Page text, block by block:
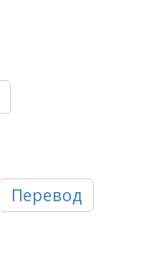
Перевод